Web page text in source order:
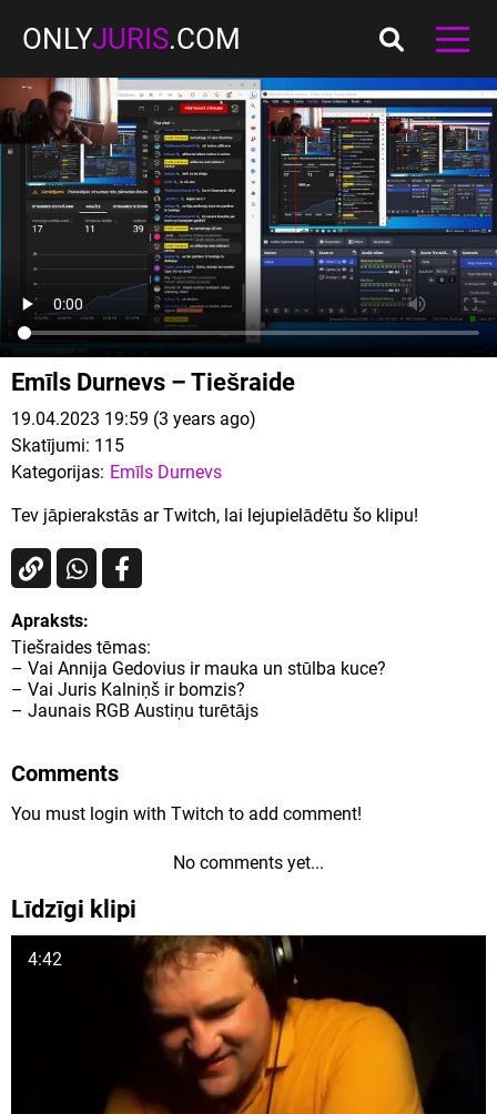
ONLYJURIS.COM
Emīls Durnevs – Tiešraide
19.04.2023 19:59 (3 years ago)
Skatījumi: 115
Kategorijas: Emīls Durnevs
Tev jāpierakstās ar Twitch, lai lejupielādētu šo klipu!
Apraksts:
Tiešraides tēmas:
– Vai Annija Gedovius ir mauka un stūlba kuce?
– Vai Juris Kalniņš ir bomzis?
– Jaunais RGB Austiņu turētājs
Comments
You must login with Twitch to add comment!
No comments yet...
Līdzīgi klipi
4:42